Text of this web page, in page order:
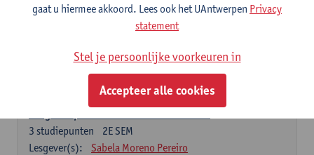
2E SEM
3studiepunten
Anne Verhaert
Lengua española: Destrezas básicas
Sabela Moreno Pereiro
2E SEM
3 studiepunten
Lesgever(s):
Sabela Moreno Pereiro
gaat u hiermee akkoord. Lees ook het UAntwerpen Privacy
statement
Stel je persoonlijke voorkeuren in
Accepteer alle cookies